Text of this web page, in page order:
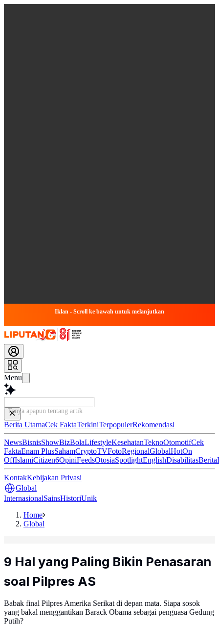
Iklan - Scroll ke bawah untuk melanjutkan
Menu
Tanya apapun tentang artikel ini.
Berita UtamaCek FaktaTerkiniTerpopulerRekomendasi
NewsBisnisShowBizBolaLifestyleKesehatanTeknoOtomotifCek
FaktaEnam PlusSahamCryptoTVFotoRegionalGlobalHotOn
OffIslamiCitizen6OpiniFeedsOtosiaSpotlightEnglishDisabilitasBerita
KontakKebijakan Privasi
Global
InternasionalSainsHistoriUnik
Home
Global
9 Hal yang Paling Bikin Penasaran
soal Pilpres AS
Babak final Pilpres Amerika Serikat di depan mata. Siapa sosok
yang bakal menggantikan Barack Obama sebagai penguasa Gedung
Putih?